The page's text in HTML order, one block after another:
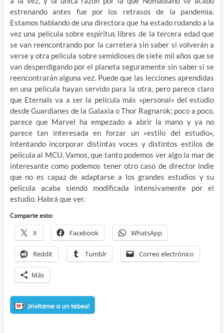
estrenando antes fue por los retrasos de la pandemia.
Estamos hablando de una directora que ha estado rodando a la
vez una película sobre espíritus libres de la tercera edad que
se van reencontrando por la carretera sin saber si volverán a
verse y otra película sobre semidioses de siete mil años que se
van desperdigando por el planeta seguramente sin saber si se
reencontrarán alguna vez. Puede que las lecciones aprendidas
en una película hayan servido para la otra, pero parece claro
que Eternals va a ser la película más «personal» del estudio
desde Guardianes de la Galaxia o Thor Ragnarok; poco a poco,
parece que Marvel ha empezado a abrir la mano y ya no
parece tan interesada en forzar un «estilo del estudio»,
intentando incorporar distintas voces y distintos estilos de
película al MCU. Vamos, que tanto podemos ver algo la mar de
interesante como podemos tener otro caso de director indie
que no es capaz de adaptarse a los grandes estudios y su
película acaba siendo modificada intensivamente por el
estudio. Habrá que ver.
Comparte esto:
X Facebook WhatsApp
Reddit Tumblr Correo electrónico
Más